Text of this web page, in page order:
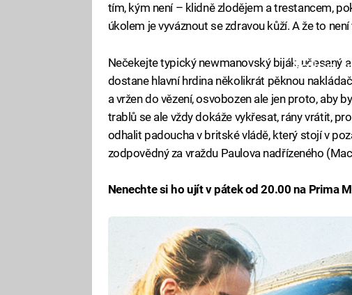
tím, kým není – klidně zlodějem a trestancem,
úkolem je vyváznout se zdravou kůží. A že to
Failed
Nečekejte typický newmanovský biják, učesaný
dostane hlavní hrdina několikrát pěknou
a vržen do vězení, osvobozen ale jen proto, aby
trablů se ale vždy dokáže vykřesat, rány vrátit,
odhalit padoucha v britské vládě, který stojí v
zodpovědný za vraždu Paulova nadřízeného
Nenechte si ho ujít v pátek od 20.00 na Prima